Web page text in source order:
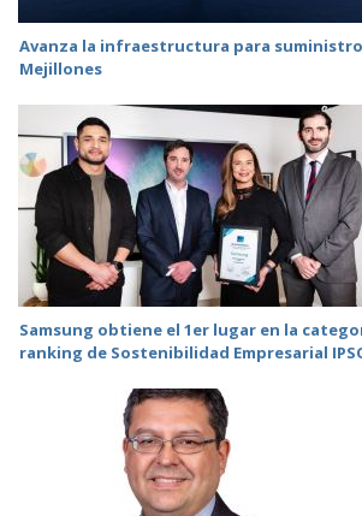
Avanza la infraestructura para suministro
Mejillones
Samsung obtiene el 1er lugar en la
ranking de Sostenibilidad Empresarial